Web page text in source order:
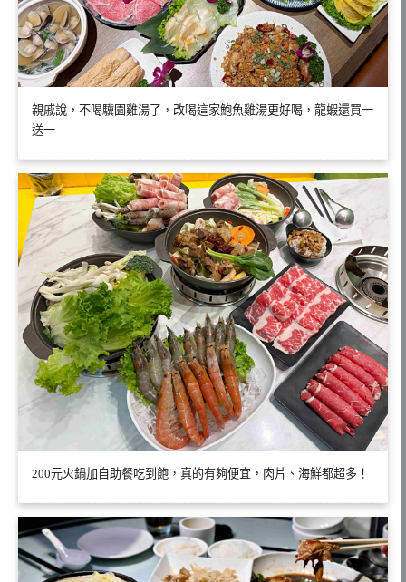
親戚說，不喝驥園雞湯了，改喝這家鮑魚雞湯更好喝，龍蝦還買一
送一
200元火鍋加自助餐吃到飽，真的有夠便宜，肉片、海鮮都超多！